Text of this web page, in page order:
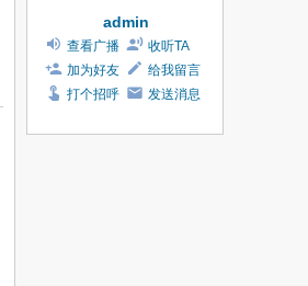
admin
查看广播
收听TA
加为好友
给我留言
打个招呼
发送消息